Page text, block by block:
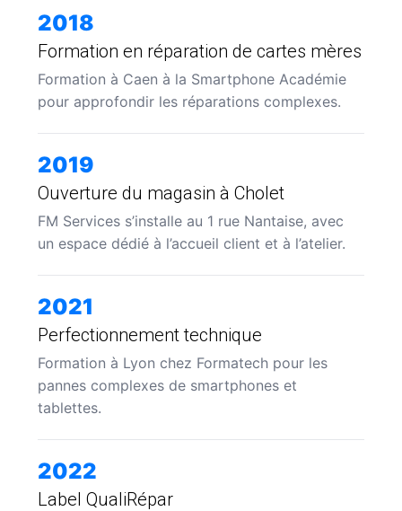
2018
Formation en réparation de cartes mères
Formation à Caen à la Smartphone Académie
pour approfondir les réparations complexes.
2019
Ouverture du magasin à Cholet
FM Services s’installe au 1 rue Nantaise, avec
un espace dédié à l’accueil client et à l’atelier.
2021
Perfectionnement technique
Formation à Lyon chez Formatech pour les
pannes complexes de smartphones et
tablettes.
2022
Label QualiRépar